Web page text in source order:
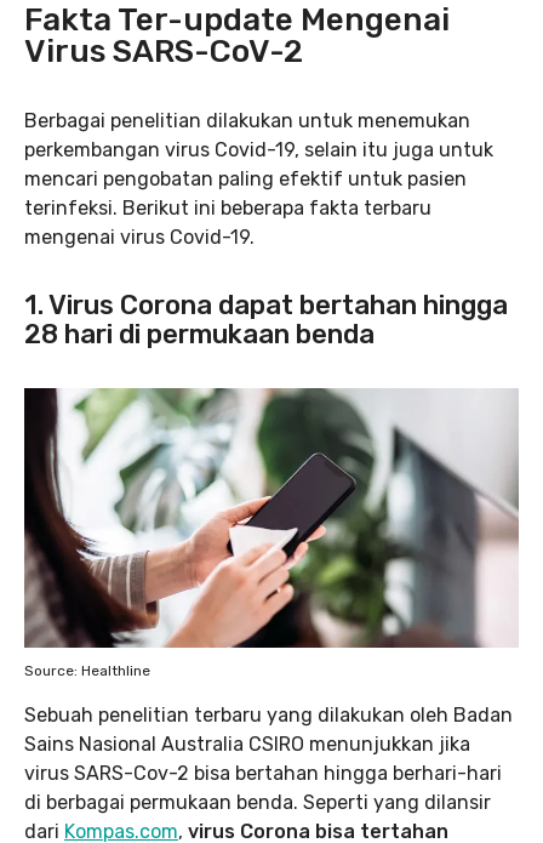
Fakta Ter-update Mengenai
Virus SARS-CoV-2
Berbagai penelitian dilakukan untuk menemukan
perkembangan virus Covid-19, selain itu juga untuk
mencari pengobatan paling efektif untuk pasien
terinfeksi. Berikut ini beberapa fakta terbaru
mengenai virus Covid-19.
1. Virus Corona dapat bertahan hingga
28 hari di permukaan benda
Source: Healthline
Sebuah penelitian terbaru yang dilakukan oleh Badan
Sains Nasional Australia CSIRO menunjukkan jika
virus SARS-Cov-2 bisa bertahan hingga berhari-hari
di berbagai permukaan benda. Seperti yang dilansir
dari Kompas.com, virus Corona bisa tertahan